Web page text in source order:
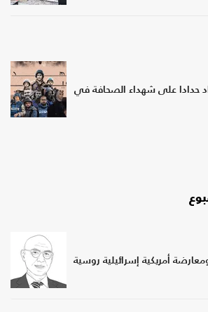
حدادا على شهداء الصحافة في
أمريكية إسرائيلية روسية